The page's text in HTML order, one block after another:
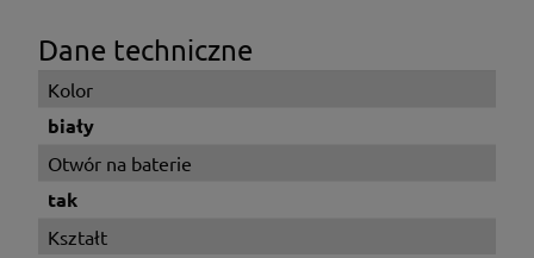
Dane techniczne
Kolor
biały
Otwór na baterie
tak
Kształt